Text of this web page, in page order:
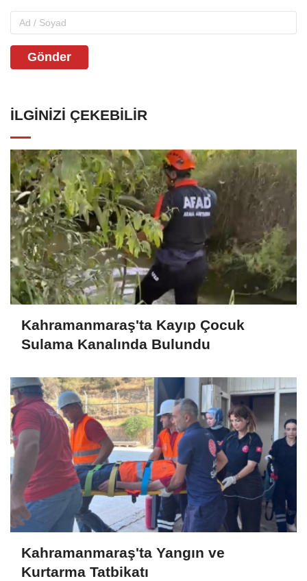
Gönder
İLGINIZI ÇEKEBILIR
Kahramanmaraş'ta Kayıp Çocuk
Sulama Kanalında Bulundu
Kahramanmaraş'ta Yangın ve
Kurtarma Tatbikatı